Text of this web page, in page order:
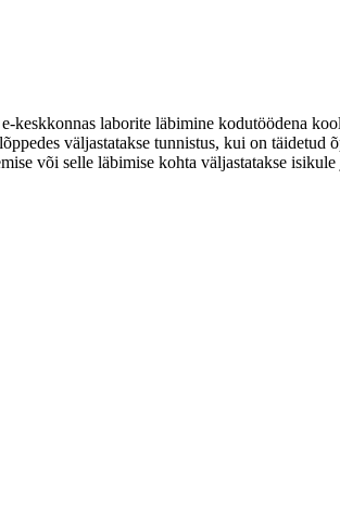
laborite läbimine kodutöödena
väljastatakse tunnistus, kui on täidetud
või selle läbimise kohta väljastatakse